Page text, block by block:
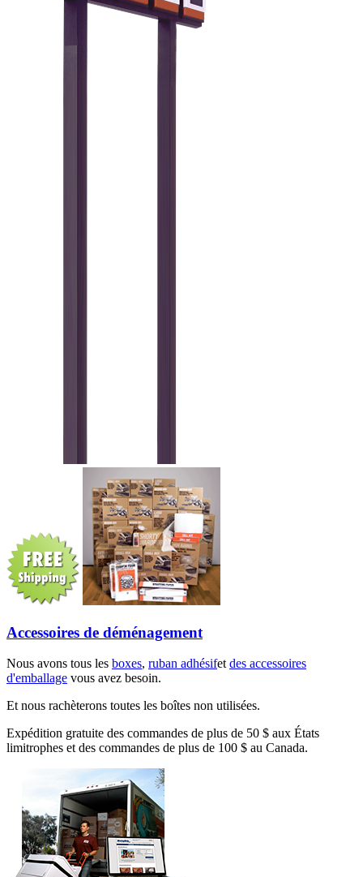
Accessoires de déménagement
Nous avons tous les boxes, ruban adhésifetdes accessoires
d'emballage vous avez besoin.
Et nous rachèterons toutes les boîtes non utilisées.
Expédition gratuite des commandes de plus de 50 $ aux États
limitrophes et des commandes de plus de 100 $ au Canada.